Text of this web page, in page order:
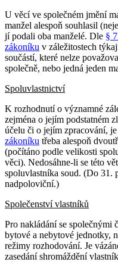
U věcí ve společném jmění
manžel alespoň souhlasil
jí podali oba manželé. Dle §
zákoníku v záležitostech
součástí, které nelze
společně, nebo jedná jeden
Spoluvlastnictví
K rozhodnutí o významné
zejména o jejím podstatném
účelu či o jejím zpracování,
zákoníku třeba alespoň
(počítáno podle velikosti
věci). Nedosáhne-li se této
spoluvlastníka soud. (Do 31.
nadpoloviční.)
Společenství vlastníků
Pro nakládání se společnými
bytové a nebytové jednotky,
režimy rozhodování. Je
zasedání shromáždění